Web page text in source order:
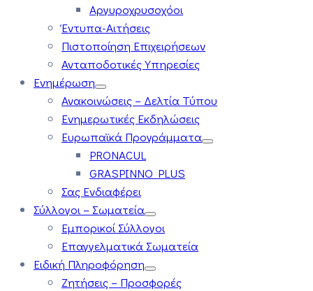
Αργυροχρυσοχόοι
Έντυπα-Αιτήσεις
Πιστοποίηση Επιχειρήσεων
Ανταποδοτικές Υπηρεσίες
Ενημέρωση
Ανακοινώσεις – Δελτία Τύπου
Ενημερωτικές Εκδηλώσεις
Ευρωπαϊκά Προγράμματα
PRONACUL
GRASPINNO PLUS
Σας Ενδιαφέρει
Σύλλογοι – Σωματεία
Εμπορικοί Σύλλογοι
Επαγγελματικά Σωματεία
Ειδική Πληροφόρηση
Ζητήσεις – Προσφορές